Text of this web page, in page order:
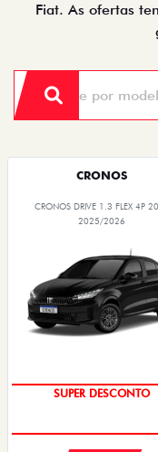
Fiat. As ofertas
CRONOS
CRONOS DRIVE 1.3 FLEX 4P
2025/2026
SUPER DESCONTO